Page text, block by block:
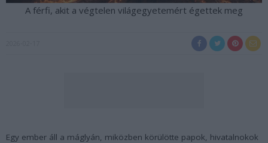
A férfi, akit a végtelen világegyetemért égettek meg
Egy ember áll a máglyán, miközben körülötte papok, hivatalnokok